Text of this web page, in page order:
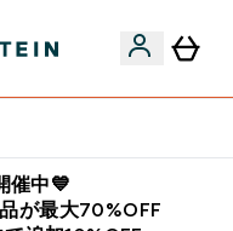
催中💙
が最大70%OFF